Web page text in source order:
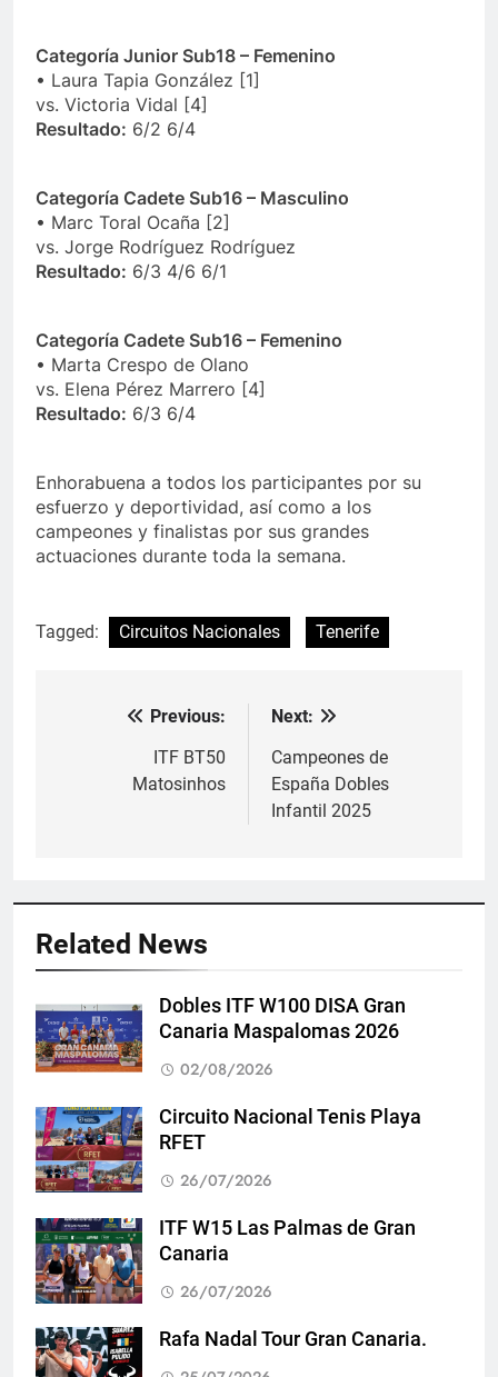
Categoría Junior Sub18 – Femenino
• Laura Tapia González [1]
vs. Victoria Vidal [4]
Resultado: 6/2 6/4
Categoría Cadete Sub16 – Masculino
• Marc Toral Ocaña [2]
vs. Jorge Rodríguez Rodríguez
Resultado: 6/3 4/6 6/1
Categoría Cadete Sub16 – Femenino
• Marta Crespo de Olano
vs. Elena Pérez Marrero [4]
Resultado: 6/3 6/4
Enhorabuena a todos los participantes por su
esfuerzo y deportividad, así como a los
campeones y finalistas por sus grandes
actuaciones durante toda la semana.
Tagged: Circuitos Nacionales Tenerife
Navegación
Previous:
ITF BT50
Matosinhos
Next:
Campeones de
España Dobles
Infantil 2025
Related News
Dobles ITF W100 DISA Gran
Canaria Maspalomas 2026
02/08/2026
Circuito Nacional Tenis Playa
RFET
26/07/2026
ITF W15 Las Palmas de Gran
Canaria
26/07/2026
Rafa Nadal Tour Gran Canaria.